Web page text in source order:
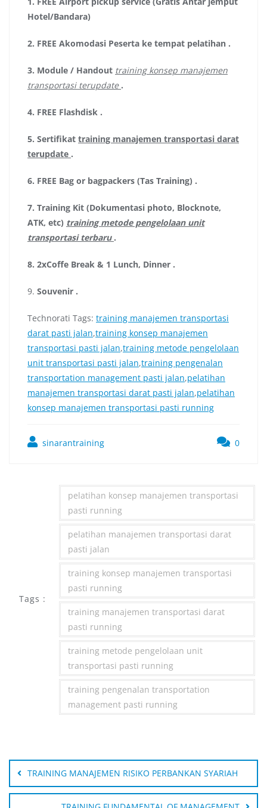
Hotel/Bandara)
2. FREE Akomodasi Peserta ke tempat pelatihan .
3. Module / Handout training konsep manajemen
transportasi terupdate .
4. FREE Flashdisk .
5. Sertifikat training manajemen transportasi darat
terupdate .
6. FREE Bag or bagpackers (Tas Training) .
7. Training Kit (Dokumentasi photo, Blocknote,
ATK, etc) training metode pengelolaan unit
transportasi terbaru .
8. 2xCoffe Break & 1 Lunch, Dinner .
9. Souvenir .
Technorati Tags: training manajemen transportasi
darat pasti jalan,training konsep manajemen
transportasi pasti jalan,training metode pengelolaan
unit transportasi pasti jalan,training pengenalan
transportation management pasti jalan,pelatihan
manajemen transportasi darat pasti jalan,pelatihan
konsep manajemen transportasi pasti running
sinarantraining 0
Tags :
pelatihan konsep manajemen transportasi
pasti running
pelatihan manajemen transportasi darat
pasti jalan
training konsep manajemen transportasi
pasti running
training manajemen transportasi darat
pasti running
training metode pengelolaan unit
transportasi pasti running
training pengenalan transportation
management pasti running
Post
navigation
TRAINING MANAJEMEN RISIKO PERBANKAN SYARIAH